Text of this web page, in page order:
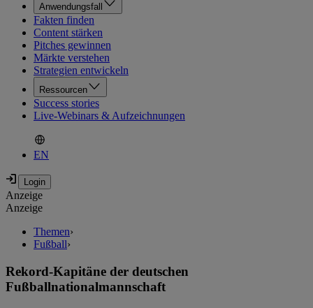
Anwendungsfall
Fakten finden
Content stärken
Pitches gewinnen
Märkte verstehen
Strategien entwickeln
Ressourcen
Success stories
Live-Webinars & Aufzeichnungen
EN
Anzeige
Anzeige
Themen›
Fußball›
Rekord-Kapitäne der deutschen
Fußballnationalmannschaft